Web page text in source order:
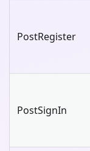
PostRegister
PostSignIn